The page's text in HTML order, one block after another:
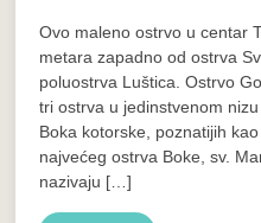
Ovo maleno ostrvo u centar
metara zapadno od ostrva
poluostrva Luštica. Ostrvo
tri ostrva u jedinstvenom
Boka kotorske, poznatijih
najvećeg ostrva Boke, sv.
nazivaju […]